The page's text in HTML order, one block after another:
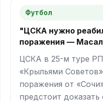
Футбол
"ЦСКА нужно
поражения —
ЦСКА в 25-м туре
«Крыльями
поражения от
предстоит